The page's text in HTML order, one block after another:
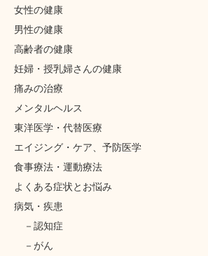
女性の健康
男性の健康
高齢者の健康
妊婦・授乳婦さんの健康
痛みの治療
メンタルヘルス
東洋医学・代替医療
エイジング・ケア、予防医学
食事療法・運動療法
よくある症状とお悩み
病気・疾患
認知症
がん